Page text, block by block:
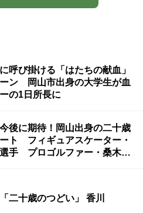
呼び掛ける「はたちの献血」
ン 岡山市出身の大学生が血
の1日所長に
今後に期待！岡山出身の二十歳
ト フィギュアスケーター・
手 プロゴルファー・桑木志
二十歳のつどい」 香川